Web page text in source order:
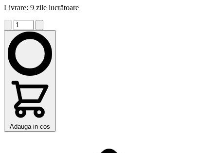
Livrare: 9 zile lucrătoare
Adauga in cos